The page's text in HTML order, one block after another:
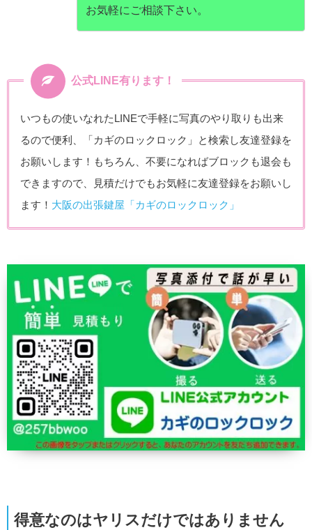
お気軽にご相談下さい。
公式LINE有ります！
いつもの使いなれたLINEで手軽に写真のやり取りも出来
るので便利、「カギのロックロック」と検索し友達登録を
お願いします！もちろん、不要になればブロックも退会も
できますので、見積だけでもお気軽に友達登録をお願いし
ます！ 大阪の出張鍵屋「カギのロックロック」
得意なのはヤリスだけではありません